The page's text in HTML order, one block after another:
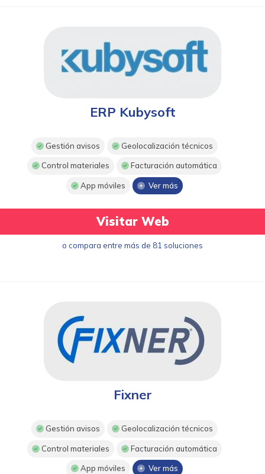
ERP Kubysoft
Gestión avisos Geolocalización técnicos
Control materiales Facturación automática
App móviles Ver más
Visitar Web
o compara entre más de 81 soluciones
Fixner
Gestión avisos Geolocalización técnicos
Control materiales Facturación automática
App móviles Ver más